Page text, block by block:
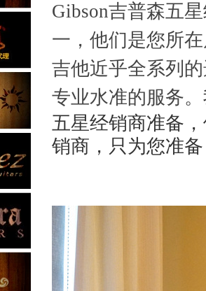
Gibson吉普森五
一，他们是您所
吉他近乎全系列
专业水准的服务。
五星经销商准备
销商，只为您准